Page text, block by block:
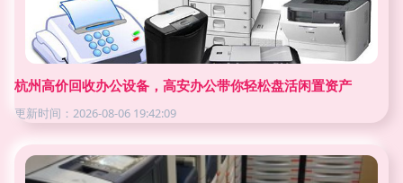
杭州高价回收办公设备，高安办公带你轻松盘活闲置资产
更新时间：2026-08-06 19:42:09